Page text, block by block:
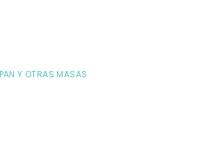
PAN Y OTRAS MASAS